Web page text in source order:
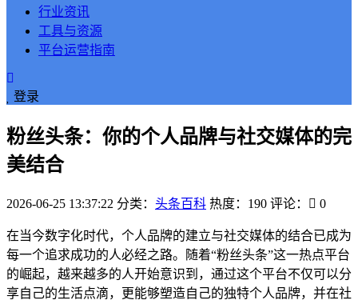
行业资讯
工具与资源
平台运营指南
登录
粉丝头条：你的个人品牌与社交媒体的完
美结合
2026-06-25 13:37:22 分类： 头条百科 热度：190 评论： 0
在当今数字化时代，个人品牌的建立与社交媒体的结合已成为
每一个追求成功的人必经之路。随着“粉丝头条”这一热点平台
的崛起，越来越多的人开始意识到，通过这个平台不仅可以分
享自己的生活点滴，更能够塑造自己的独特个人品牌，并在社